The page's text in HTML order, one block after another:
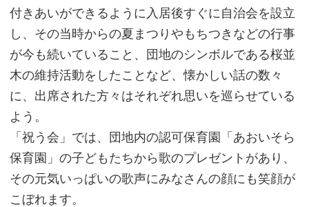
付きあいができるように入居後すぐに自治会を設立
し、その当時からの夏まつりやもちつきなどの行事
が今も続いていること、団地のシンボルである桜並
木の維持活動をしたことなど、懐かしい話の数々
に、出席された方々はそれぞれ思いを巡らせている
よう。
「祝う会」では、団地内の認可保育園「あおいそら
保育園」の子どもたちから歌のプレゼントがあり、
その元気いっぱいの歌声にみなさんの顔にも笑顔が
こぼれます。